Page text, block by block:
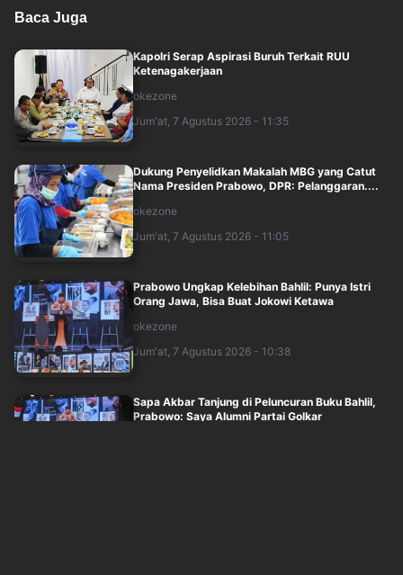
Baca Juga
Kapolri Serap Aspirasi Buruh Terkait RUU
Ketenagakerjaan
okezone
Jum'at, 7 Agustus 2026 - 11:35
Dukung Penyelidkan Makalah MBG yang Catut
Nama Presiden Prabowo, DPR: Pelanggaran....
okezone
Jum'at, 7 Agustus 2026 - 11:05
Prabowo Ungkap Kelebihan Bahlil: Punya Istri
Orang Jawa, Bisa Buat Jokowi Ketawa
okezone
Jum'at, 7 Agustus 2026 - 10:38
Sapa Akbar Tanjung di Peluncuran Buku Bahlil,
Prabowo: Saya Alumni Partai Golkar